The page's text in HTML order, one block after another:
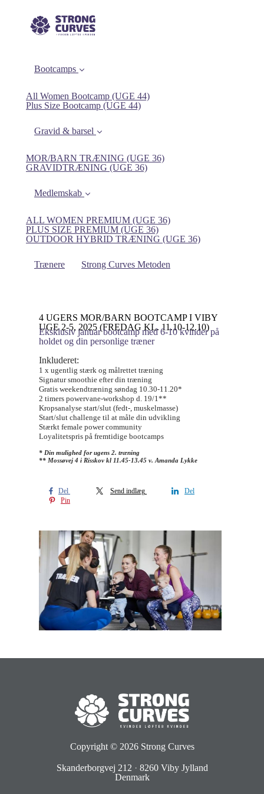
Bootcamps
All Women Bootcamp (UGE 44)
Plus Size Bootcamp (UGE 44)
Gravid & barsel
MOR/BARN TRÆNING (UGE 36)
GRAVIDTRÆNING (UGE 36)
Medlemskab
ALL WOMEN PREMIUM (UGE 36)
PLUS SIZE PREMIUM (UGE 36)
OUTDOOR HYBRID TRÆNING (UGE 36)
Trænere Strong Curves Metoden
4 UGERS MOR/BARN BOOTCAMP I VIBY
UGE 2-5, 2025 (FREDAG KL. 11.10-12.10)
Eksklusiv januar bootcamp med 6-10 kvinder på
holdet og din personlige træner
Inkluderet:
1 x ugentlig stærk og målrettet træning
Signatur smoothie efter din træning
Gratis weekendtræning søndag 10.30-11.20*
2 timers powervane-workshop d. 19/1**
Kropsanalyse start/slut (fedt-, muskelmasse)
Start/slut challenge til at måle din udvikling
Stærkt female power community
Loyalitetspris på fremtidige bootcamps
* Din mulighed for ugens 2. træning
** Mossøvej 4 i Risskov kl 11.45-13.45 v. Amanda Lykke
Del Send indlæg
Del
Pin
Copyright © 2026 Strong Curves
Skanderborgvej 212 · 8260 Viby Jylland
Denmark